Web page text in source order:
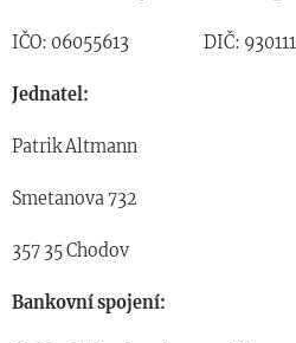
IČO: 06055613 DIČ:
Jednatel:
Patrik Altmann
Smetanova 732
357 35 Chodov
Bankovní spojení: